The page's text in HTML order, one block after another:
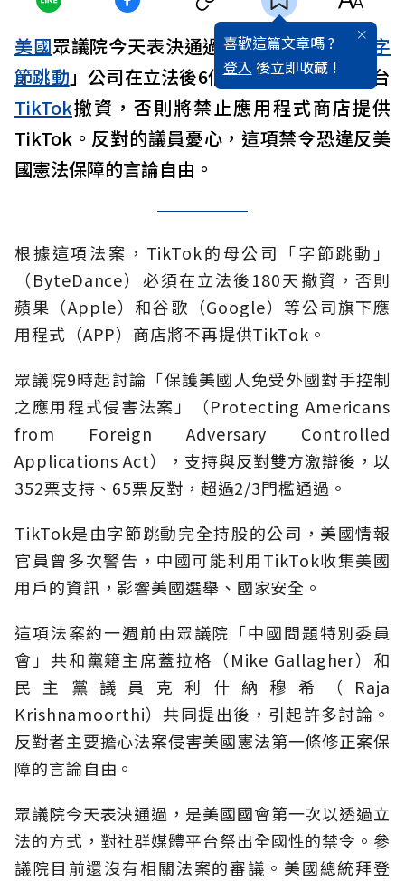
喜歡這篇文章嗎 ?
登入 後立即收藏 !
美國眾議院今天表決通過法案，限期中國 「 字
節跳動 」公司在立法後6個月自短影音分享平台
TikTok撤資，否則將禁止應用程式商店提供
TikTok。反對的議員憂心，這項禁令恐違反美
國憲法保障的言論自由。
根據這項法案，TikTok的母公司「字節跳動」
（ByteDance）必須在立法後180天撤資，否則
蘋果（Apple）和谷歌（Google）等公司旗下應
用程式（APP）商店將不再提供TikTok。
眾議院9時起討論「保護美國人免受外國對手控制
之應用程式侵害法案」（Protecting Americans
from Foreign Adversary Controlled
Applications Act），支持與反對雙方激辯後，以
352票支持、65票反對，超過2/3門檻通過。
TikTok是由字節跳動完全持股的公司，美國情報
官員曾多次警告，中國可能利用TikTok收集美國
用戶的資訊，影響美國選舉、國家安全。
這項法案約一週前由眾議院「中國問題特別委員
會」共和黨籍主席蓋拉格（Mike Gallagher）和
民主黨議員克利什納穆希（Raja
Krishnamoorthi）共同提出後，引起許多討論。
反對者主要擔心法案侵害美國憲法第一條修正案保
障的言論自由。
眾議院今天表決通過，是美國國會第一次以透過立
法的方式，對社群媒體平台祭出全國性的禁令。參
議院目前還沒有相關法案的審議。美國總統拜登